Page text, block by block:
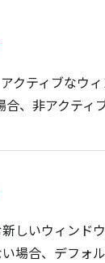
クティブなウ
合、非アクティ
しいウィンド
場合、デフォ